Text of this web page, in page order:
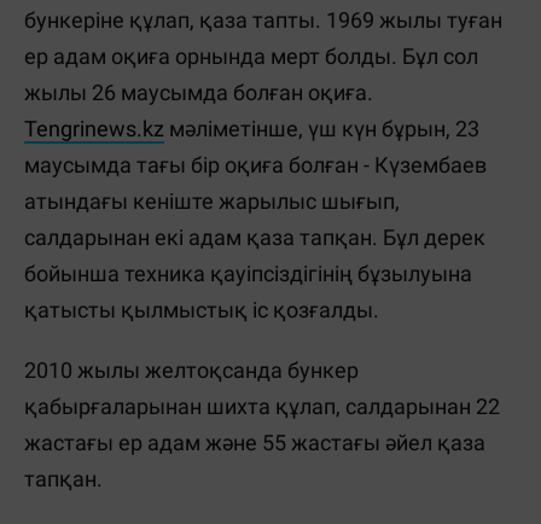
бункеріне құлап, қаза тапты. 1969 жылы туған
ер адам оқиға орнында мерт болды. Бұл сол
жылы 26 маусымда болған оқиға.
Tengrinews.kz мәліметінше, үш күн бұрын, 23
маусымда тағы бір оқиға болған - Күзембаев
атындағы кеніште жарылыс шығып,
салдарынан екі адам қаза тапқан. Бұл дерек
бойынша техника қауіпсіздігінің бұзылуына
қатысты қылмыстық іс қозғалды.
2010 жылы желтоқсанда бункер
қабырғаларынан шихта құлап, салдарынан 22
жастағы ер адам және 55 жастағы әйел қаза
тапқан.